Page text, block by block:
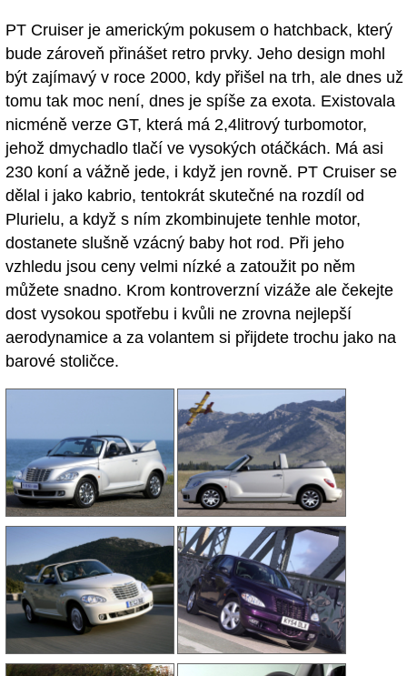
PT Cruiser je americkým pokusem o hatchback, který
bude zároveň přinášet retro prvky. Jeho design mohl
být zajímavý v roce 2000, kdy přišel na trh, ale dnes už
tomu tak moc není, dnes je spíše za exota. Existovala
nicméně verze GT, která má 2,4litrový turbomotor,
jehož dmychadlo tlačí ve vysokých otáčkách. Má asi
230 koní a vážně jede, i když jen rovně. PT Cruiser se
dělal i jako kabrio, tentokrát skutečné na rozdíl od
Plurielu, a když s ním zkombinujete tenhle motor,
dostanete slušně vzácný baby hot rod. Při jeho
vzhledu jsou ceny velmi nízké a zatoužit po něm
můžete snadno. Krom kontroverzní vizáže ale čekejte
dost vysokou spotřebu i kvůli ne zrovna nejlepší
aerodynamice a za volantem si přijdete trochu jako na
barové stoličce.